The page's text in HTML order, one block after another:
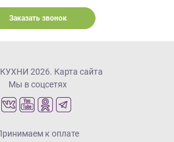
Заказать звонок
2026. Карта сайта
Мы в соцсетях
к оплате